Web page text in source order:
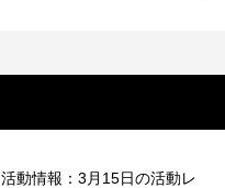
活動情報：3月15日の活動レ